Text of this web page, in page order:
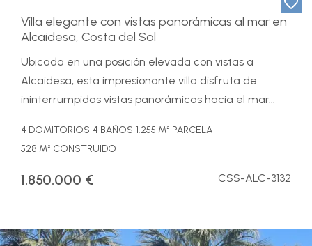
Villa elegante con vistas panorámicas al mar en
Alcaidesa, Costa del Sol
Ubicada en una posición elevada con vistas a
Alcaidesa, esta impresionante villa disfruta de
ininterrumpidas vistas panorámicas hacia el mar...
4 DOMITORIOS 4 BAÑOS 1.255 M² PARCELA
528 M² CONSTRUIDO
1.850.000 € CSS-ALC-3132